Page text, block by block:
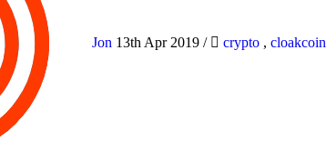
Jon 13th Apr 2019 / crypto , cloakcoin